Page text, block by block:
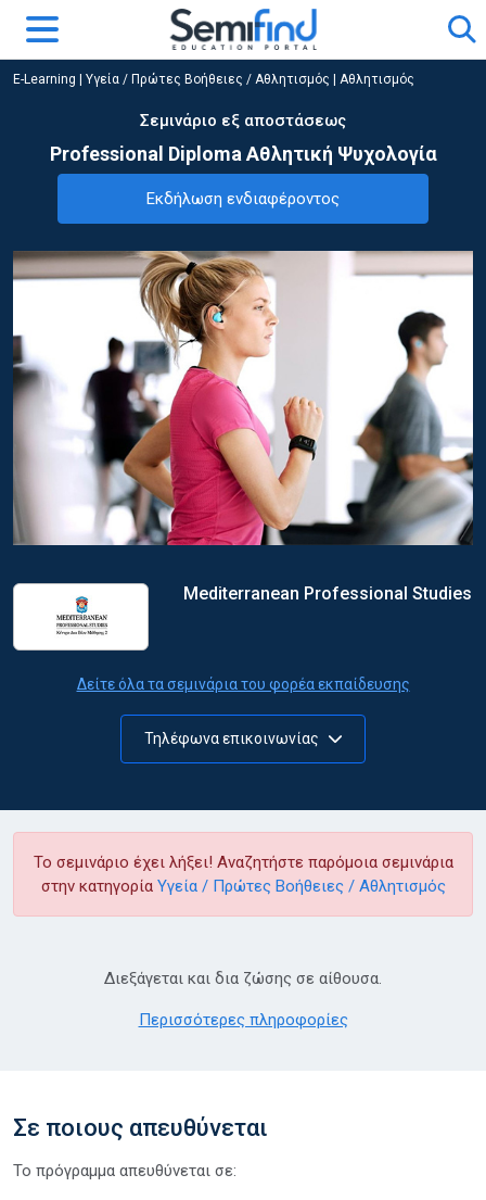
E-Learning Υγεία / Πρώτες Βοήθειες / Αθλητισμός Αθλητισμός
Σεμινάριο εξ αποστάσεως
Professional Diploma Αθλητική Ψυχολογία
Εκδήλωση ενδιαφέροντος
Mediterranean Professional Studies
Δείτε όλα τα σεμινάρια του φορέα εκπαίδευσης
Τηλέφωνα επικοινωνίας
Το σεμινάριο έχει λήξει! Αναζητήστε παρόμοια σεμινάρια
στην κατηγορία Υγεία / Πρώτες Βοήθειες / Αθλητισμός
Διεξάγεται και δια ζώσης σε αίθουσα.
Περισσότερες πληροφορίες
Σε ποιους απευθύνεται
Το πρόγραμμα απευθύνεται σε: